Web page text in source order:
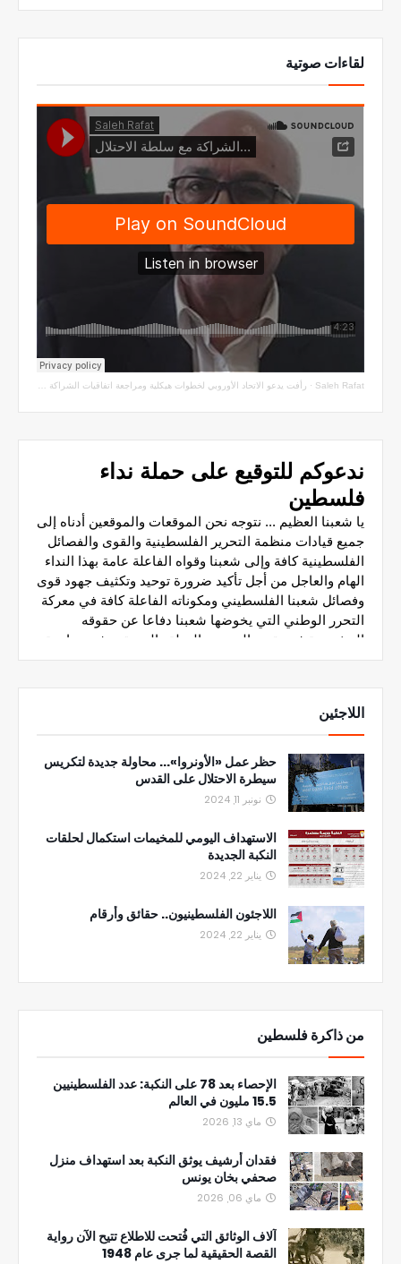
لقاءات صوتية
Saleh Rafat
· رأفت يدعو الاتحاد الأوروبي لخطوات هيكلية ومراجعة اتفاقيات الشراكة مع سلطة الاحتلال
اللاجئين
حظر عمل «الأونروا»... محاولة جديدة لتكريس
سيطرة الاحتلال على القدس
نونبر 11, 2024
الاستهداف اليومي للمخيمات استكمال لحلقات
النكبة الجديدة
يناير 22, 2024
اللاجئون الفلسطينيون.. حقائق وأرقام
يناير 22, 2024
من ذاكرة فلسطين
الإحصاء بعد 78 على النكبة: عدد الفلسطينيين
15.5 مليون في العالم
ماي 13, 2026
فقدان أرشيف يوثق النكبة بعد استهداف منزل
صحفي بخان يونس
ماي 06, 2026
آلاف الوثائق التي فُتحت للاطلاع تتيح الآن رواية
القصة الحقيقية لما جرى عام 1948